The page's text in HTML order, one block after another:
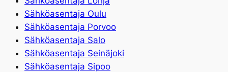
Sähköasentaja Oulu
Sähköasentaja Porvoo
Sähköasentaja Salo
Sähköasentaja Seinäjoki
Sähköasentaja Sipoo